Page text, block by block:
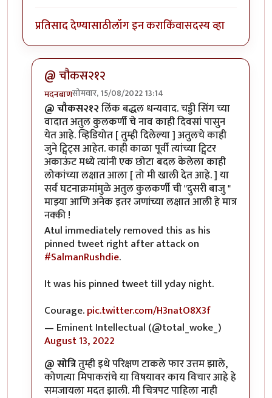
प्रतिसाद देण्यासाठीलॉग इन कराकिंवासदस्य व्हा
@ चौकस२१२
मदनबाणसोमवार, 15/08/2022 13:14
In reply toकाही गोष्टी पटल्या नाहीत -byचौकस२१२
@ चौकस२१२लिंक बद्धल धन्यवाद. चड्डी सिंग च्या
वादात अतुल कुलकर्णी चे नाव काही दिवसां पासुन
येत आहे. व्हिडियोत [ तुम्ही दिलेल्या ] अतुलचे काही
जुने ट्विट्स आहेत. काही काळा पूर्वी त्यांच्या ट्विटर
अकाऊंट मध्ये त्यांनी एक छोटा बदल केलेला काही
लोकांच्या लक्षात आला [ तो मी खाली देत आहे. ] या
सर्व घटनाक्रमांमुळे अतुल कुलकर्णी ची "दुसरी बाजु "
माझ्या आणि अनेक इतर जणांच्या लक्षात आली हे मात्र
नक्की !
Atul immediately removed this as his
pinned tweet right after attack on
#SalmanRushdie.
It was his pinned tweet till yday night.
Courage.pic.twitter.com/H3natO8X3f
— Eminent Intellectual (@total_woke_)
August 13, 2022
@ सोत्रितुम्ही इथे परिक्षण टाकले फार उत्तम झाले,
कोणत्या मिपाकरांचे या विषयावर काय विचार आहे हे
समजायला मदत झाली. मी चित्रपट पाहिला नाही